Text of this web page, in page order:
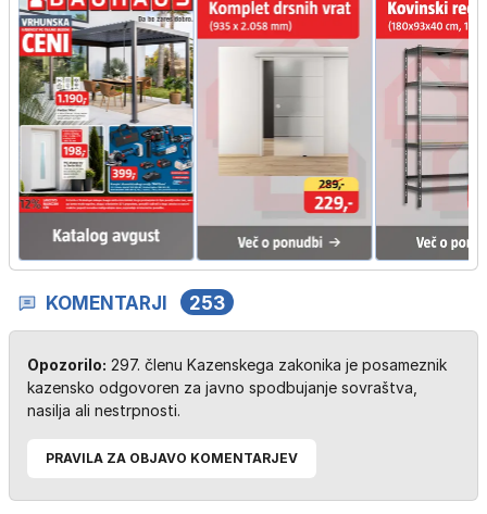
KOMENTARJI 253
Opozorilo: 297. členu Kazenskega zakonika je posameznik
kazensko odgovoren za javno spodbujanje sovraštva,
nasilja ali nestrpnosti.
PRAVILA ZA OBJAVO KOMENTARJEV